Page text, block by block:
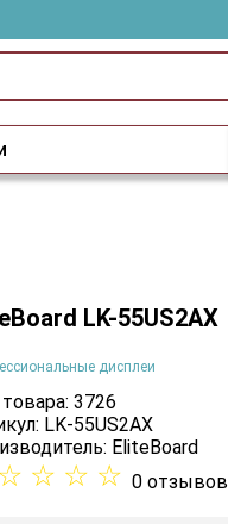
LK-55US2AX
дисплеи
3726
LK-55US2AX
EliteBoard
☆ ☆ ☆ ☆ 0 отзывов